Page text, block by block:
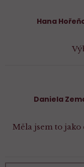
Hana
Daniela
Měla jsem to